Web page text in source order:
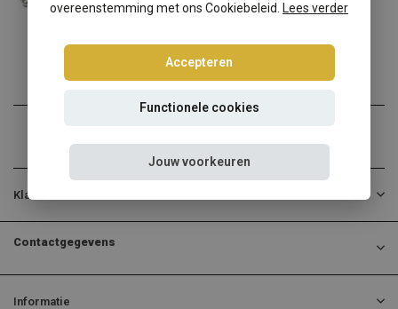
€274,95 €258,95
Klantenservice
Contactgegevens
Informatie
overeenstemming met ons Cookiebeleid.
Lees verder
Accepteren
Functionele cookies
Jouw voorkeuren